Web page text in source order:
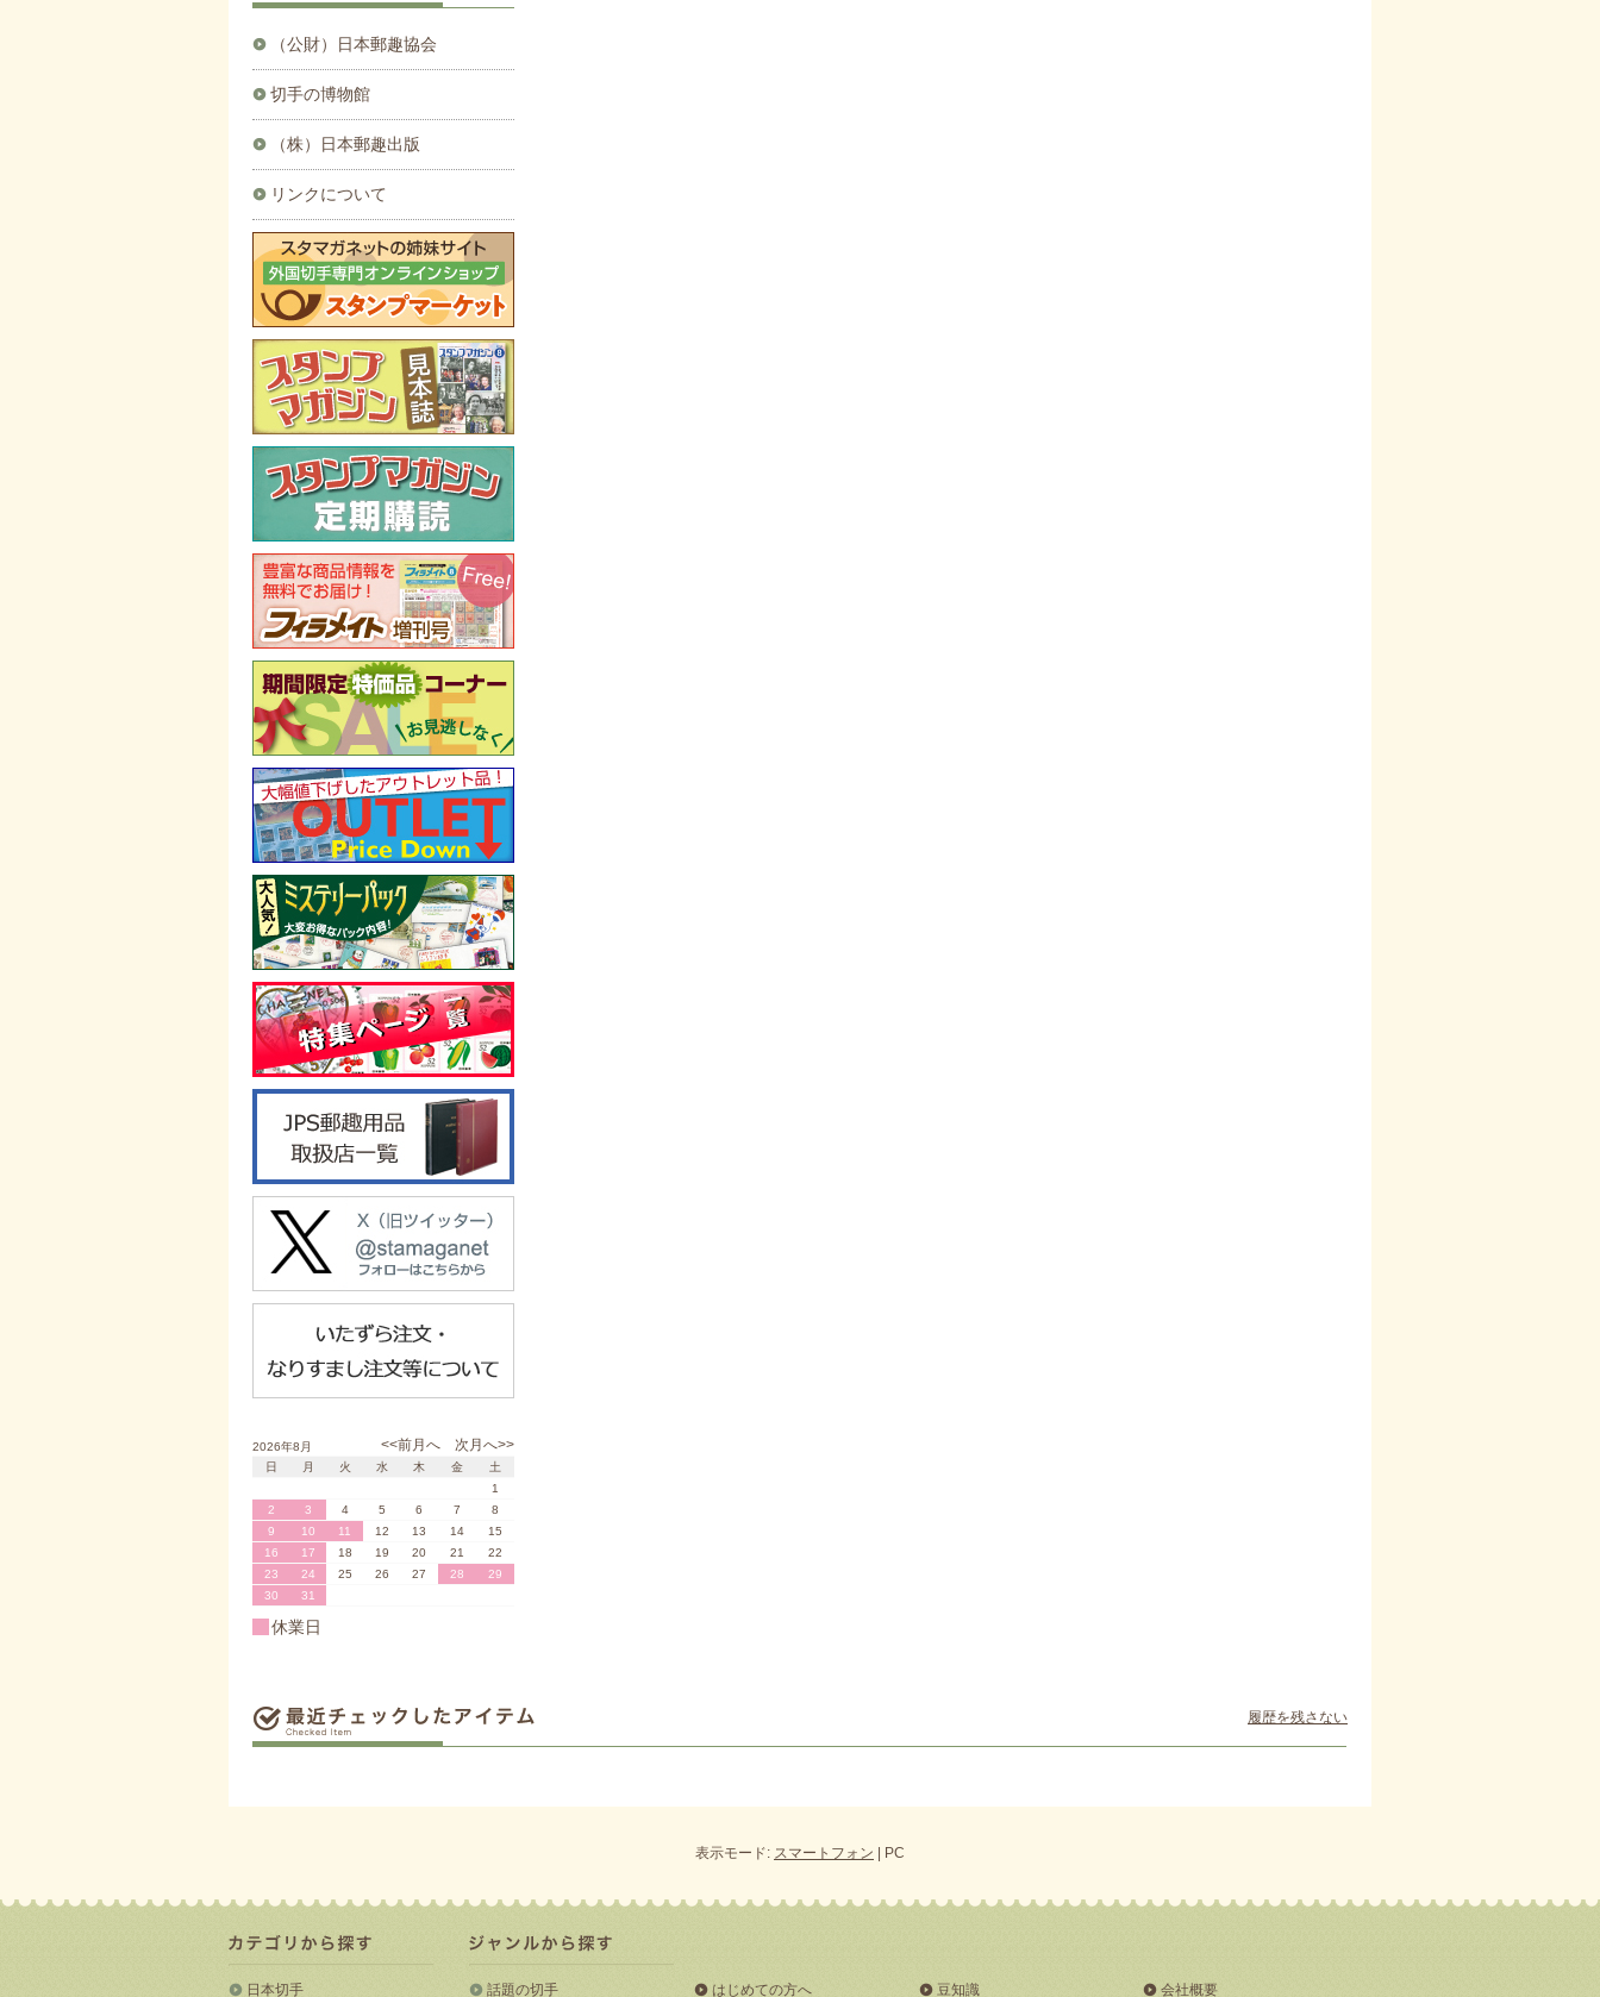
（公財）日本郵趣協会
切手の博物館
（株）日本郵趣出版
リンクについて
<<前月へ 次月へ>>
2026年8月
日
月 火 水 木 金
土
1
2
3 4 5 6 7
8
9
10 11 12 13 14
15
16
17 18 19 20 21
22
23
24 25 26 27 28
29
30
31
休業日
履歴を残さない
表示モード: スマートフォン | PC
日本切手 話題の切手 はじめての方へ 豆知識 会社概要